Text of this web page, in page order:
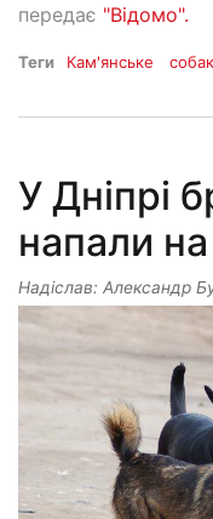
передає "Відомо".
Теги Кам'янське
У Дніпрі
напали
Надіслав: Александр